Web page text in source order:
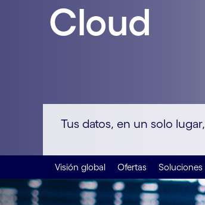
Cloud
Tus datos, en un solo
Visión global Ofertas Soluciones